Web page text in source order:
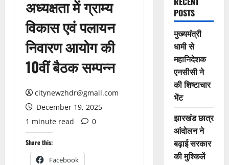
अध्यक्षता में ग्राम्य
विकास एवं पलायन
निवारण आयोग की
10वीं बैठक सम्पन्न
citynewzhdr@gmail.com
December 19, 2025
1 minute read
0
Share this:
Facebook
POSTS
मुख्यमंत्री
धामी से
महानिदेशक
एनसीसी ने
की शिष्टाचार
भेंट
झारखंड छात्र
आंदोलन ने
बढ़ाई सरकार
की मुश्किलें